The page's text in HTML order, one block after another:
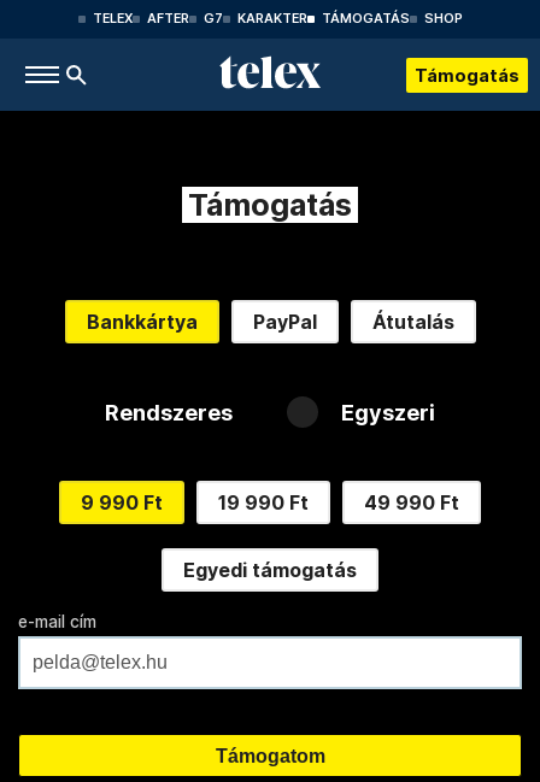
TELEX AFTER G7 KARAKTER TÁMOGATÁS SHOP
Támogatás
Támogatás
Bankkártya PayPal Átutalás
Rendszeres Egyszeri
9 990 Ft 19 990 Ft 49 990 Ft
Egyedi támogatás
e-mail cím